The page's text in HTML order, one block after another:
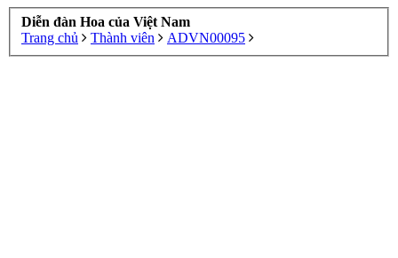
Diễn đàn Hoa của Việt Nam
Trang chủ
Thành viên ADVN00095